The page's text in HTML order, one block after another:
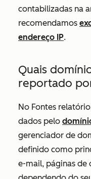
contabilizadas na
recomendamos
endereço IP.
Quais
reportado
No Fontes
dados pelo
gerenciador de
definido como
e-mail, páginas de